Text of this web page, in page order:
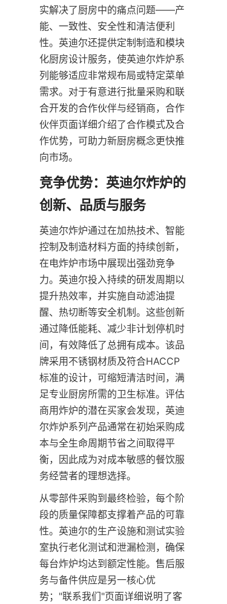
实解决了厨房中的痛点问题——产
能、一致性、安全性和清洁便利
性。英迪尔还提供定制制造和模块
化厨房设计服务，使英迪尔炸炉系
列能够适应非常规布局或特定菜单
需求。对于有意进行批量采购和联
合开发的合作伙伴与经销商，合作
伙伴页面详细介绍了合作模式及合
作优势，可助力新厨房概念更快推
向市场。
竞争优势：英迪尔炸炉的
创新、品质与服务
英迪尔炸炉通过在加热技术、智能
控制及制造材料方面的持续创新，
在电炸炉市场中展现出强劲竞争
力。英迪尔投入持续的研发周期以
提升热效率，并实施自动滤油提
醒、热切断等安全机制。这些创新
通过降低能耗、减少非计划停机时
间，有效降低了总拥有成本。该品
牌采用不锈钢材质及符合HACCP
标准的设计，可缩短清洁时间，满
足专业厨房所需的卫生标准。评估
商用炸炉的潜在买家会发现，英迪
尔炸炉系列产品通常在初始采购成
本与全生命周期节省之间取得平
衡，因此成为对成本敏感的餐饮服
务经营者的理想选择。
从零部件采购到最终检验，每个阶
段的质量保障都支撑着产品的可靠
性。英迪尔的生产设施和测试实验
室执行老化测试和泄漏检测，确保
每台炸炉均达到额定性能。售后服
务与备件供应是另一核心优
势；"联系我们"页面详细说明了客